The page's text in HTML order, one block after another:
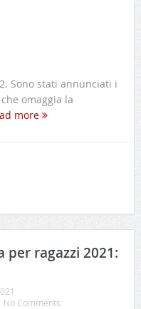
Sono stati annunciati i
omaggia la
more
ragazzi 2021:
No Comments